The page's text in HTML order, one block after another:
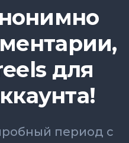
для
период с